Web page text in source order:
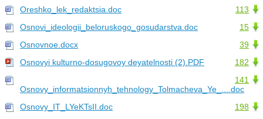
113
Oreshko_lek_redaktsia.doc
15
Osnovi_ideologii_beloruskogo_gosudarstva.doc
39
Osnovnoe.docx
182
Osnovyi kulturno-dosugovoy deyatelnosti (2).PDF
141
Osnovy_informatsionnyh_tehnology_Tolmacheva_Ye_....doc
198
Osnovy_IT_LYeKTsII.doc